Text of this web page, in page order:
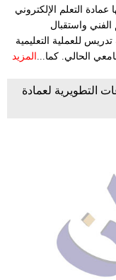
عمادة التعلم الإلكتروني
الفني واستقبال
للعملية التعليمية
الحالي. كما...
المزيد
التطويرية لعمادة